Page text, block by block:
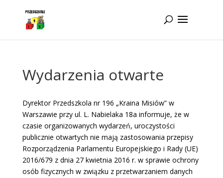
Wydarzenia otwarte
Dyrektor Przedszkola nr 196 „Kraina Misiów” w
Warszawie przy ul. L. Nabielaka 18a informuje, że w
czasie organizowanych wydarzeń, uroczystości
publicznie otwartych nie mają zastosowania przepisy
Rozporządzenia Parlamentu Europejskiego i Rady (UE)
2016/679 z dnia 27 kwietnia 2016 r. w sprawie ochrony
osób fizycznych w związku z przetwarzaniem danych